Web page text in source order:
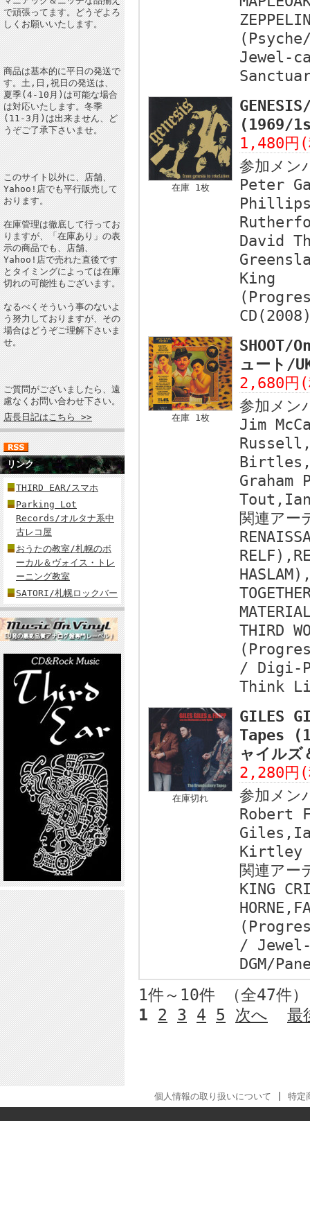
で頑張ってます。どうぞよろ
しくお願いいたします。
商品は基本的に平日の発送で
す。土,日,祝日の発送は、
夏季(4-10月)は可能な場合
は対応いたします。冬季
(11-3月)は出来ません、ど
うぞご了承下さいませ。
このサイト以外に、店舗、
Yahoo!店でも平行販売して
おります。
在庫管理は徹底して行ってお
りますが、「在庫あり」の表
示の商品でも、店舗、
Yahoo!店で売れた直後です
とタイミングによっては在庫
切れの可能性もございます。
なるべくそういう事のないよ
う努力しておりますが、その
場合はどうぞご理解下さいま
せ。
ご質問がございましたら、遠
慮なくお問い合わせ下さい。
店長日記はこちら >>
リンク
THIRD EAR/スマホ
Parking Lot
Records/オルタナ系中
古レコ屋
おうたの教室/札幌のボ
ーカル＆ヴォイス・トレ
ーニング教室
SATORI/札幌ロックバー
Jewel-
在庫 1枚
(1969/
1,480円
参加メン
Peter
David
King
在庫 1枚
ュート/
2,680円
参加メン
Jim
関連アー
THIRD
/ Digi-
Think
在庫切れ
GILES
Tapes
ャイル
2,280円
参加メン
Robert
Kirtley
関連アー
KING
/
DGM/
1件～10件 （全47件
1
2 3 4 5 次へ 最
個人情報の取り扱いについて 特定